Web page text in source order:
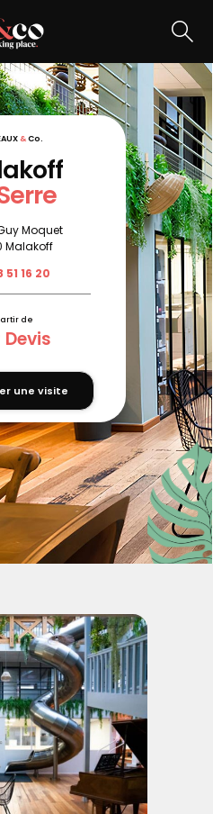
51 16 20
&Co.
de
Moquet
Malakoff
une visite
Devis